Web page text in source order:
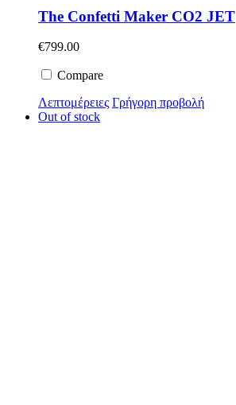
The Confetti Maker CO2 JEΤ
€799.00
Compare
Λεπτομέρειες Γρήγορη προβολή
Out of stock